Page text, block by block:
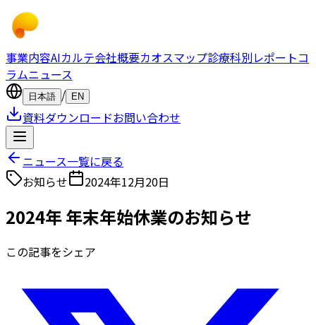
事業内容AIカルテ会社概要カオスマップ診療科別レポートコ
ラムニュース
日本語 / EN
資料ダウンロードお問い合わせ
ニュース一覧に戻る
お知らせ
2024年12月20日
2024年 年末年始休業のお知らせ
この記事をシェア